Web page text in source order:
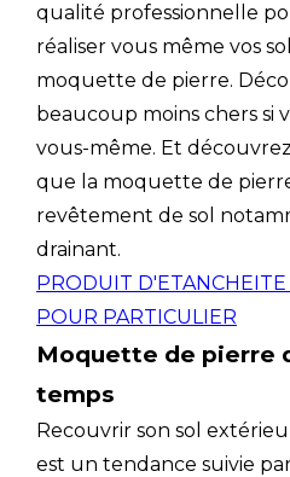
qualité professionnelle
réaliser vous même vos
moquette de pierre.
beaucoup moins chers si
vous-même. Et
que la moquette de
revêtement de sol
drainant.
PRODUIT
POUR PARTICULIER
Moquette de pierre
temps
Recouvrir son sol
est un tendance suivie